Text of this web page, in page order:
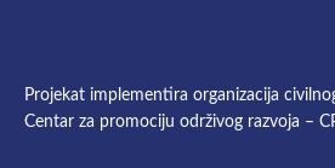
Projekat implementira organizacija
Centar za promociju održivog razvoja –